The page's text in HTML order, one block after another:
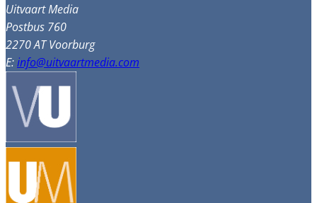
Uitvaart Media
Postbus 760
2270 AT Voorburg
E:info@uitvaartmedia.com